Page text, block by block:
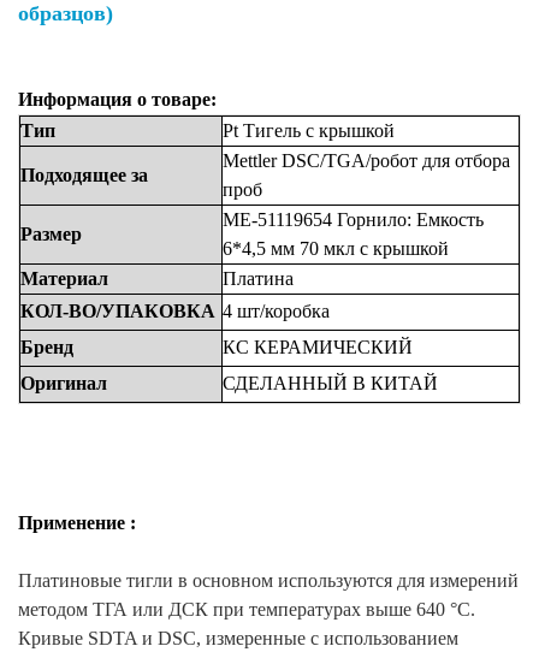
образцов)
Информация о товаре:
Тип
Pt Тигель с крышкой
Подходящее за
MettlerDSC/TGA/робот для отбора
проб
Размер
ME-51119654 Горнило: Емкость
6*4,5 мм 70 мкл с крышкой
Материал
Платина
КОЛ-ВО/УПАКОВКА 4 шт/коробка
Бренд
КС КЕРАМИЧЕСКИЙ
Оригинал
СДЕЛАННЫЙ В КИТАЙ
Применение :
Платиновые тигли в основном используются для измерений
методом ТГА или ДСК при температурах выше 640 °C.
Кривые SDTA и DSC, измеренные с использованием